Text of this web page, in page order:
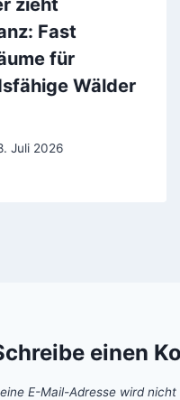
zieht
Fast
für
Wälder
Juli 2026
einen
E-Mail-Adresse wird